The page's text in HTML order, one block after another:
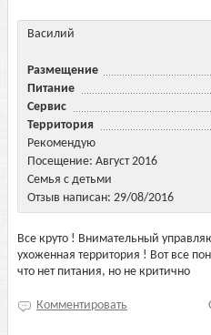
Василий
Размещение
Питание
Сервис
Территория
Рекомендую
Посещение: Август 2016
Семья с детьми
Отзыв написан: 29/08/2016
Все круто ! Внимательный
ухоженная территория ! Вот все
что нет питания, но не критично
Комментировать